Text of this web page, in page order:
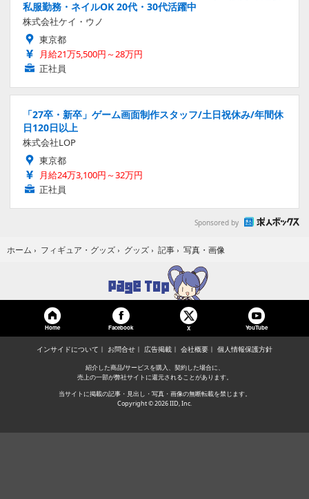
私服勤務・ネイルOK 20代・30代活躍中
株式会社ケイ・ウノ
東京都
月給21万5,500円～28万円
正社員
「27卒・新卒」ゲーム画面制作スタッフ/土日祝休み/年間休
日120日以上
株式会社LOP
東京都
月給24万3,100円～32万円
正社員
Sponsored by
ホーム › フィギュア・グッズ › グッズ › 記事 › 写真・画像
Home Facebook X YouTube
インサイドについて お問合せ 広告掲載 会社概要 個人情報保護方針
紹介した商品/サービスを購入、契約した場合に、
売上の一部が弊社サイトに還元されることがあります。
当サイトに掲載の記事・見出し・写真・画像の無断転載を禁じます。
Copyright © 2026 IID, Inc.